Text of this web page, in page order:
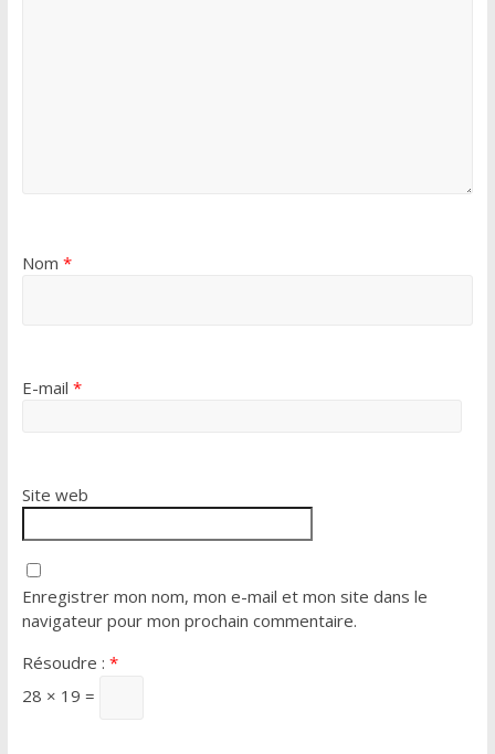
Nom *
E-mail *
Site web
Enregistrer mon nom, mon e-mail et mon site dans le
navigateur pour mon prochain commentaire.
Résoudre : *
28 × 19 =